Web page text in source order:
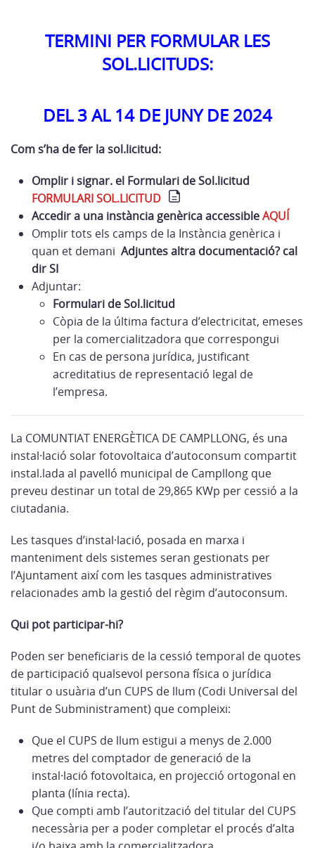
TERMINI PER FORMULAR LES
SOL.LICITUDS:
DEL 3 AL 14 DE JUNY DE 2024
Com s’ha de fer la sol.licitud:
Omplir i signar. el Formulari de Sol.licitud
FORMULARI SOL.LICITUD
Accedir a una instància genèrica accessibleAQUÍ
Omplir tots els camps de la Instància genèrica i
quan et demani Adjuntes altra documentació? cal
dir SI
Adjuntar:
Formulari de Sol.licitud
Còpia de la última factura d’electricitat, emeses
per la comercialitzadora que correspongui
En cas de persona jurídica, justificant
acreditatius de representació legal de
l’empresa.
La COMUNTIAT ENERGÈTICA DE CAMPLLONG, és una
instal·lació solar fotovoltaica d’autoconsum compartit
instal.lada al pavelló municipal de Campllong que
preveu destinar un total de 29,865 KWp per cessió a la
ciutadania.
Les tasques d’instal·lació, posada en marxa i
manteniment dels sistemes seran gestionats per
l’Ajuntament així com les tasques administratives
relacionades amb la gestió del règim d’autoconsum.
Qui pot participar-hi?
Poden ser beneficiaris de la cessió temporal de quotes
de participació qualsevol persona física o jurídica
titular o usuària d’un CUPS de llum (Codi Universal del
Punt de Subministrament) que compleixi:
Que el CUPS de llum estigui a menys de 2.000
metres del comptador de generació de la
instal·lació fotovoltaica, en projecció ortogonal en
planta (línia recta).
Que compti amb l’autorització del titular del CUPS
necessària per a poder completar el procés d’alta